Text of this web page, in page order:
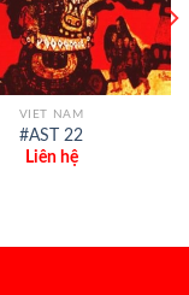
VIET NAM
#AST 22
Liên hệ